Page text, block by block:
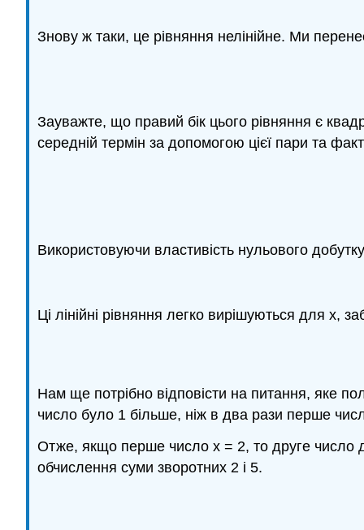
Знову ж таки, це рівняння нелінійне. Ми
Зауважте, що правий бік цього рівняння є
середній термін за допомогою цієї пари та
Використовуючи властивість нульового
Ці лінійні рівняння легко вирішуються для x,
Нам ще потрібно відповісти на питання, яке
число було 1 більше, ніж в два рази перше
Отже, якщо перше число x = 2, то друге число
обчислення суми зворотних 2 і 5.